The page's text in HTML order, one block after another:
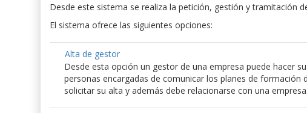
Desde este sistema se realiza la petición, gestión y tramitación
El sistema ofrece las siguientes opciones:
Alta de gestor
Desde esta opción un gestor de una empresa puede hacer
personas encargadas de comunicar los planes de formación
solicitar su alta y además debe relacionarse con una empresa.